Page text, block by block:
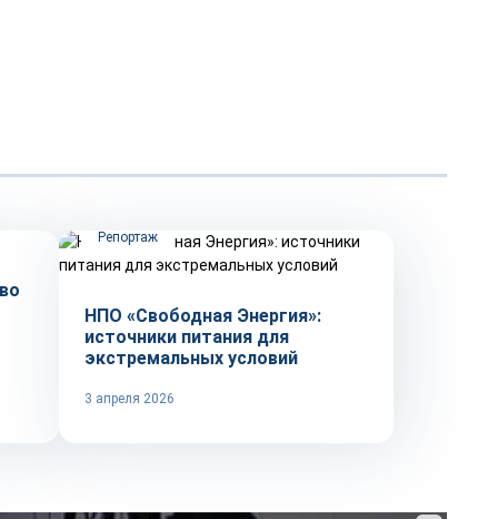
Репортаж
НПО «Свободная Энергия»:
источники питания для
экстремальных условий
3 апреля 2026